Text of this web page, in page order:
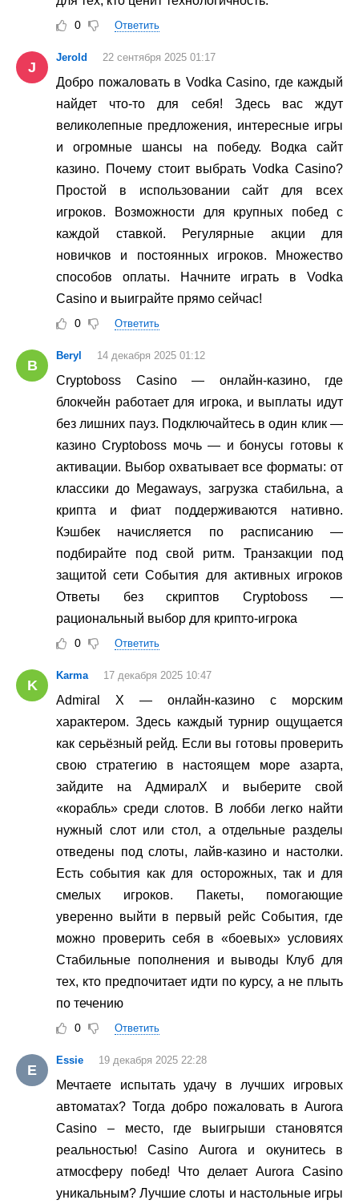
0 Ответить
J
Jerold 22 сентября 2025 01:17
Добро пожаловать в Vodka Casino, где каждый
найдет что-то для себя! Здесь вас ждут
великолепные предложения, интересные игры
и огромные шансы на победу. Водка сайт
казино. Почему стоит выбрать Vodka Casino?
Простой в использовании сайт для всех
игроков. Возможности для крупных побед с
каждой ставкой. Регулярные акции для
новичков и постоянных игроков. Множество
способов оплаты. Начните играть в Vodka
Casino и выиграйте прямо сейчас!
0 Ответить
B
Beryl 14 декабря 2025 01:12
Cryptoboss Casino — онлайн-казино, где
блокчейн работает для игрока, и выплаты идут
без лишних пауз. Подключайтесь в один клик —
казино Cryptoboss мочь — и бонусы готовы к
активации. Выбор охватывает все форматы: от
классики до Megaways, загрузка стабильна, а
крипта и фиат поддерживаются нативно.
Кэшбек начисляется по расписанию —
подбирайте под свой ритм. Транзакции под
защитой сети События для активных игроков
Ответы без скриптов Cryptoboss —
рациональный выбор для крипто-игрока
0 Ответить
K
Karma 17 декабря 2025 10:47
Admiral X — онлайн-казино с морским
характером. Здесь каждый турнир ощущается
как серьёзный рейд. Если вы готовы проверить
свою стратегию в настоящем море азарта,
зайдите на АдмиралХ и выберите свой
«корабль» среди слотов. В лобби легко найти
нужный слот или стол, а отдельные разделы
отведены под слоты, лайв-казино и настолки.
Есть события как для осторожных, так и для
смелых игроков. Пакеты, помогающие
уверенно выйти в первый рейс События, где
можно проверить себя в «боевых» условиях
Стабильные пополнения и выводы Клуб для
тех, кто предпочитает идти по курсу, а не плыть
по течению
0 Ответить
E
Essie 19 декабря 2025 22:28
Мечтаете испытать удачу в лучших игровых
автоматах? Тогда добро пожаловать в Aurora
Casino – место, где выигрыши становятся
реальностью! Casino Aurora и окунитесь в
атмосферу побед! Что делает Aurora Casino
уникальным? Лучшие слоты и настольные игры